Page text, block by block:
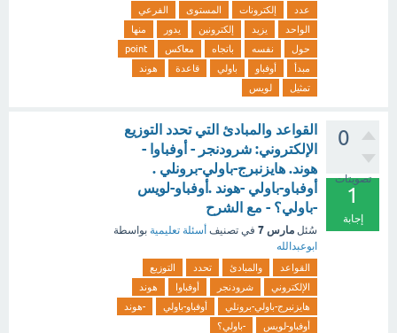
عدد إلكترونات المستوى
الفرعي
الواحد
يزيد إلكترونين يدور
منها
حول
نفسه باتجاه معاكس
point
مبدأ
أوفباو باولي قاعدة
هوند
تمثيل
لويس
0
تصويتات
1
إجابة
القواعد والمبادئ التي تحدد التوزيع
الإلكتروني: شرودنجر - أوفباوا -
هوند. هايزنبرج-باولي-برونلي .
أوفباو-باولي -هوند .أوفباو-لويس
-باولي؟ - مع الشرح
سُئل مارس 7 في تصنيف أسئلة تعليمية بواسطة
ابوعبدالله
القواعد والمبادئ تحدد
التوزيع
الإلكتروني
شرودنجر أوفباوا
هوند
هايزنبرج-باولي-برونلي
أوفباو-باولي
-هوند
أوفباو-لويس
-باولي؟